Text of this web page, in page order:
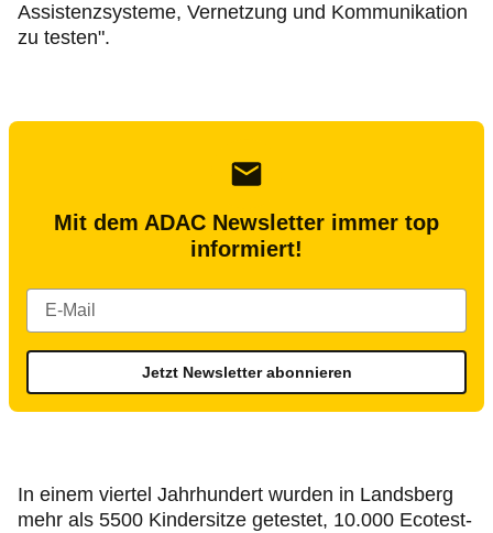
Assistenzsysteme, Vernetzung und Kommunikation
zu testen".
Mit dem ADAC Newsletter immer top
informiert!
Jetzt Newsletter abonnieren
In einem viertel Jahrhundert wurden in Landsberg
mehr als 5500 Kindersitze getestet, 10.000 Ecotest-